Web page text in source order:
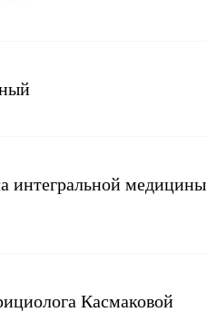
интегральной медицины
Касмаковой